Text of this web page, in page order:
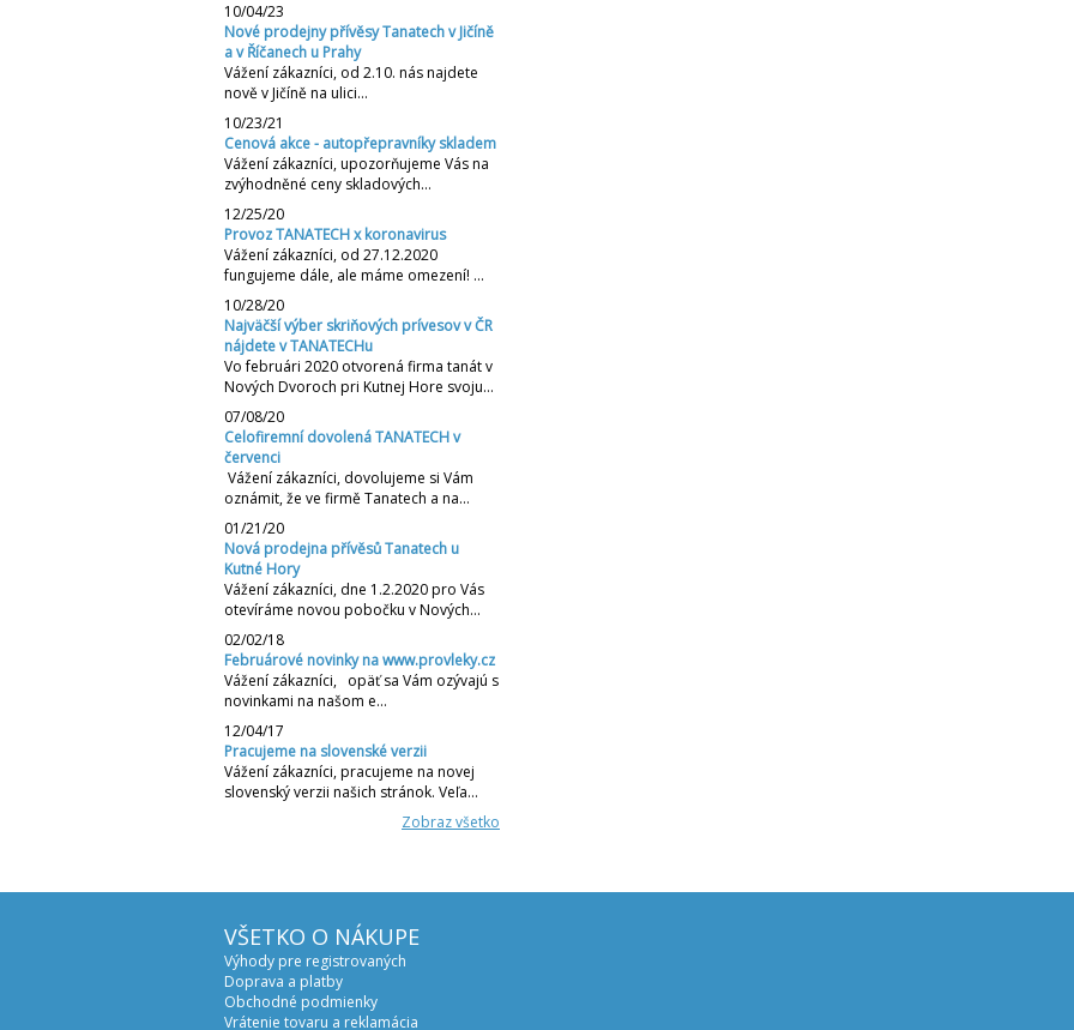
10/04/23
Nové prodejny přívěsy Tanatech v Jičíně
a v Říčanech u Prahy
Vážení zákazníci, od 2.10. nás najdete
nově v Jičíně na ulici…
10/23/21
Cenová akce - autopřepravníky skladem
Vážení zákazníci, upozorňujeme Vás na
zvýhodněné ceny skladových…
12/25/20
Provoz TANATECH x koronavirus
Vážení zákazníci, od 27.12.2020
fungujeme dále, ale máme omezení! …
10/28/20
Najväčší výber skriňových prívesov v ČR
nájdete v TANATECHu
Vo februári 2020 otvorená firma tanát v
Nových Dvoroch pri Kutnej Hore svoju…
07/08/20
Celofiremní dovolená TANATECH v
červenci
Vážení zákazníci, dovolujeme si Vám
oznámit, že ve firmě Tanatech a na…
01/21/20
Nová prodejna přívěsů Tanatech u
Kutné Hory
Vážení zákazníci, dne 1.2.2020 pro Vás
otevíráme novou pobočku v Nových…
02/02/18
Februárové novinky na www.provleky.cz
Vážení zákazníci, opäť sa Vám ozývajú s
novinkami na našom e…
12/04/17
Pracujeme na slovenské verzii
Vážení zákazníci, pracujeme na novej
slovenský verzii našich stránok. Veľa…
Zobraz všetko
VŠETKO O NÁKUPE
Výhody pre registrovaných
Doprava a platby
Obchodné podmienky
Vrátenie tovaru a reklamácia